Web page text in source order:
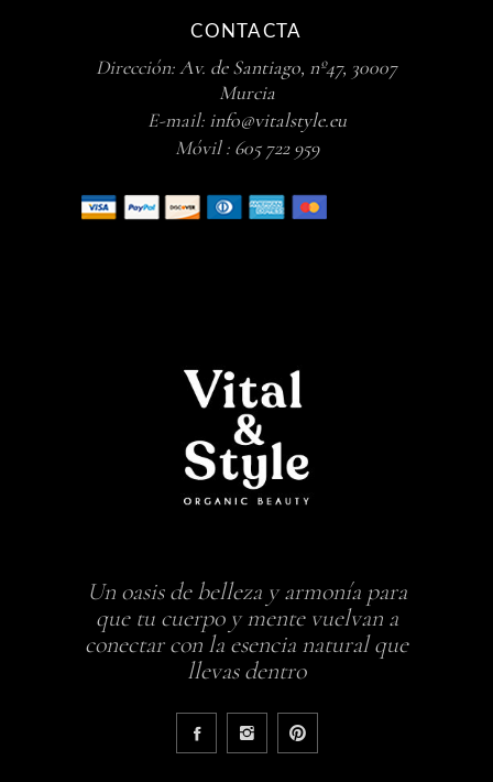
CONTACTA
Dirección:Av. de Santiago, nº47, 30007
Murcia
E-mail: info@vitalstyle.eu
Móvil : 605 722 959
Un oasis de belleza y armonía para
que tu cuerpo y mente vuelvan a
conectar con la esencia natural que
llevas dentro